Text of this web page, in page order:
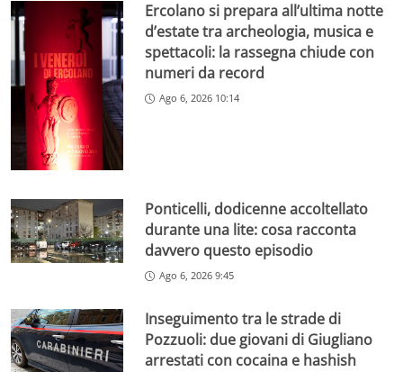
Ercolano si prepara all’ultima notte
d’estate tra archeologia, musica e
spettacoli: la rassegna chiude con
numeri da record
Ago 6, 2026 10:14
Ponticelli, dodicenne accoltellato
durante una lite: cosa racconta
davvero questo episodio
Ago 6, 2026 9:45
Inseguimento tra le strade di
Pozzuoli: due giovani di Giugliano
arrestati con cocaina e hashish